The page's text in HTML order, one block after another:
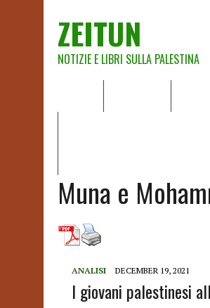
ZEITUN
NOTIZIE E LIBRI SULLA PALESTINA
Muna e
ANALISI DECEMBER 19, 2021
I giovani palestinesi